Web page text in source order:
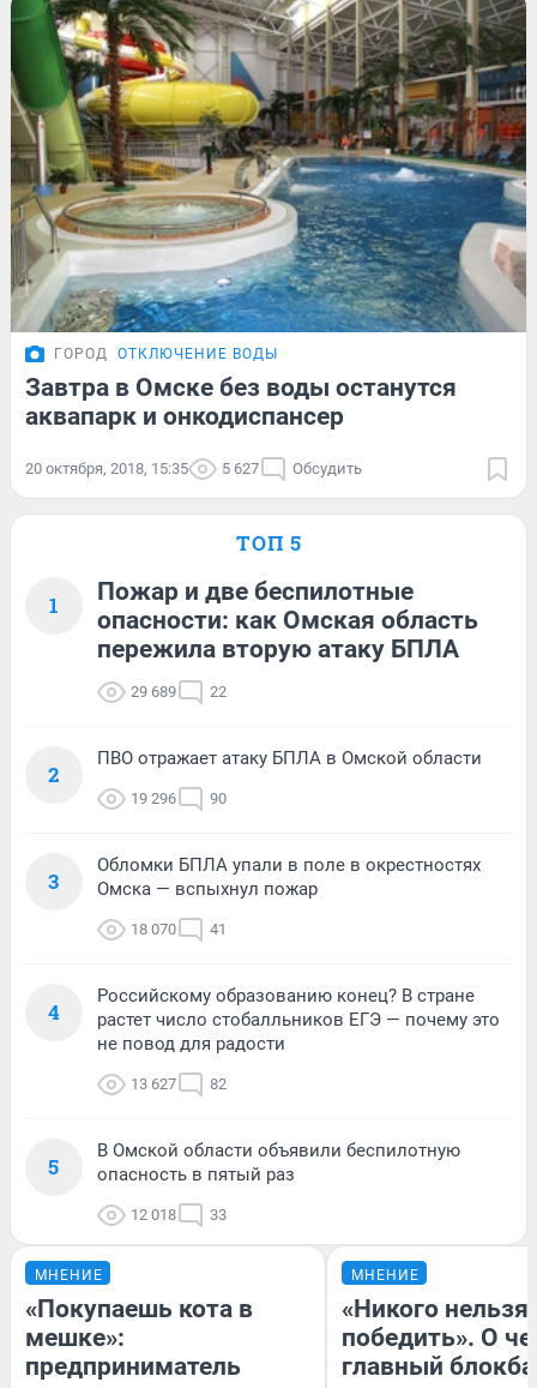
ГОРОД ОТКЛЮЧЕНИЕ ВОДЫ
Завтра в Омске без воды останутся
аквапарк и онкодиспансер
20 октября, 2018, 15:35 5 627 Обсудить
ТОП 5
1
Пожар и две беспилотные
опасности: как Омская область
пережила вторую атаку БПЛА
29 689 22
2
ПВО отражает атаку БПЛА в Омской области
19 296 90
3
Обломки БПЛА упали в поле в окрестностях
Омска — вспыхнул пожар
18 070 41
4
Российскому образованию конец? В стране
растет число стобалльников ЕГЭ — почему это
не повод для радости
13 627 82
5
В Омской области объявили беспилотную
опасность в пятый раз
12 018 33
МНЕНИЕ
«Покупаешь кота в
мешке»:
предприниматель
МНЕНИЕ
«Никого нельзя
победить». О
главный